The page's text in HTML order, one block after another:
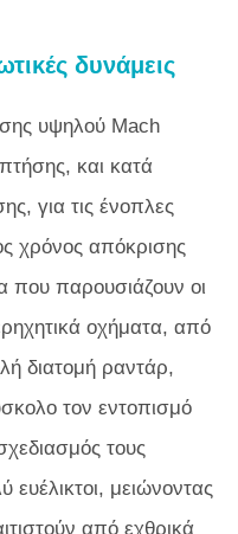
δυνάμεις
υψηλού Mach
και κατά
για τις ένοπλες
χρόνος απόκρισης
που παρουσιάζουν οι
οχήματα, από
διατομή ραντάρ,
τον εντοπισμό
τους
ευέλικτοι, μειώνοντας
από εχθρικά